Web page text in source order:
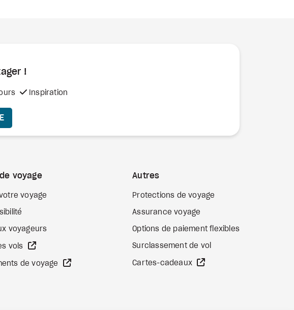
!
Inspiration
voyage
voyage
voyageurs
vols
de voyage Site Web externe
Autres
Protections de voyage
Assurance voyage
Options de paiement flexibles
Surclassement de vol
Cartes-cadeaux